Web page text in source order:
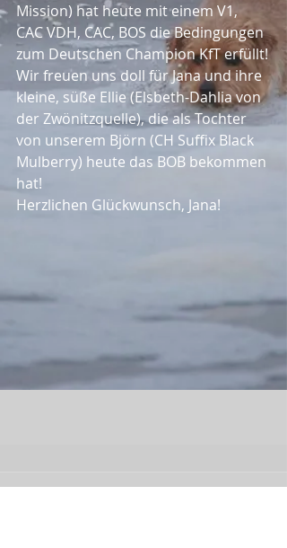
Mission) hat heute mit einem V1,
CAC VDH, CAC, BOS die Bedingungen
zum Deutschen Champion KfT erfüllt!
Wir freuen uns doll für Jana und ihre
kleine, süße Ellie (Elsbeth-Dahlia von
der Zwönitzquelle), die als Tochter
von unserem Björn (CH Suffix Black
Mulberry) heute das BOB bekommen
hat!
Herzlichen Glückwunsch, Jana!